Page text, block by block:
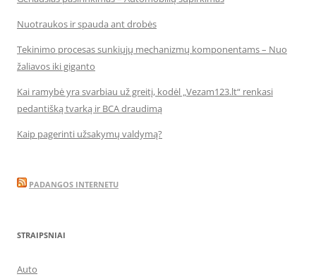
Nuotraukos ir spauda ant drobės
Tekinimo procesas sunkiųjų mechanizmų komponentams – Nuo
žaliavos iki giganto
Kai ramybė yra svarbiau už greitį, kodėl „Vezam123.lt“ renkasi
pedantišką tvarką ir BCA draudimą
Kaip pagerinti užsakymų valdymą?
PADANGOS INTERNETU
STRAIPSNIAI
Auto